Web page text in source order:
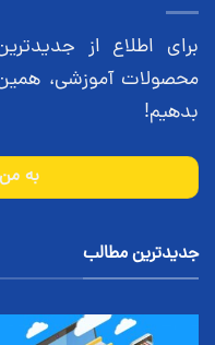
برای اطلاع از
محصولات آموزشی،
بدهیم!
به
جدیدترین مطالب